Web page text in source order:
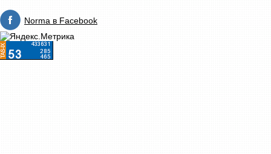
Norma в Facebook